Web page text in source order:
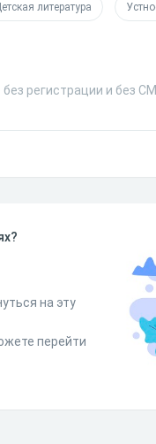
литература
регистрации и без
на эту
перейти